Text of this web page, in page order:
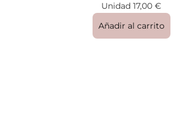
Unidad 17,00 €
Añadir al carrito